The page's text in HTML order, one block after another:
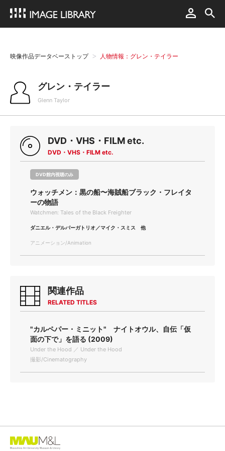
映像作品データベーストップ 人物情報：グレン・テイラー
グレン・テイラー
Glenn Taylor
DVD・VHS・FILM etc.
DVD・VHS・FILM etc.
DVD館内視聴のみ
ウォッチメン：黒の船〜海賊船ブラック・フレイタ
ーの物語
Watchmen: Tales of the Black Freighter
ダニエル・デルパーガトリオ／マイク・スミス 他
アニメーション/Animation
関連作品
RELATED TITLES
"カルペパー・ミニット" ナイトオウル、自伝「仮
面の下で」を語る (2009)
Under the Hood ／ Under the Hood
撮影/Cinematography